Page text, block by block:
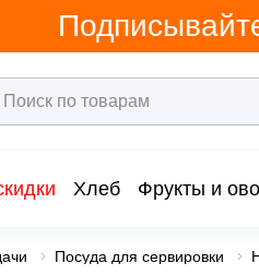
Хлеб Фрукты и
Посуда для сервировки